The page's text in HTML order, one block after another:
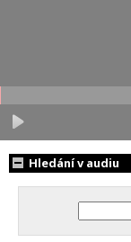
Hledání v audiu